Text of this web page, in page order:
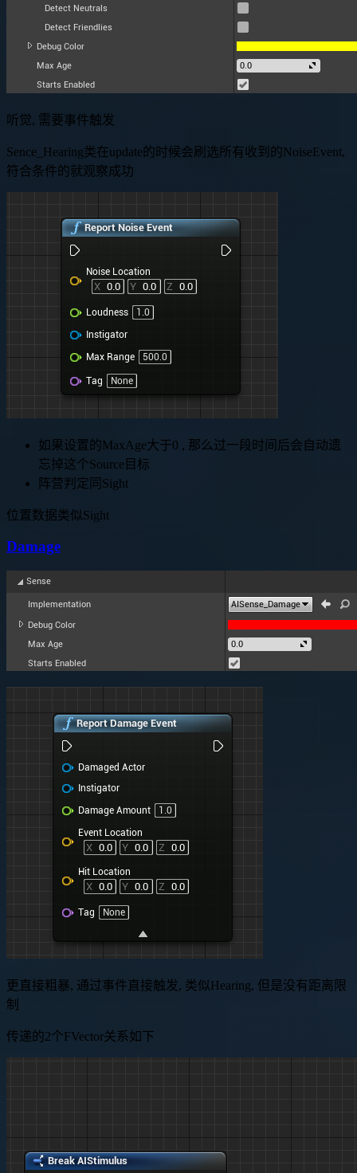
听觉, 需要事件触发
Sence_Hearing类在update的时候会刷选所有收到的NoiseEvent,
符合条件的就观察成功
如果设置的MaxAge大于0 , 那么过一段时间后会自动遗
忘掉这个Source目标
阵营判定同Sight
位置数据类似Sight
Damage
更直接粗暴, 通过事件直接触发, 类似Hearing, 但是没有距离限
制
传递的2个FVector关系如下